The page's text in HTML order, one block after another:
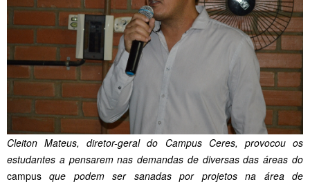
Cleiton Mateus, diretor-geral do Campus Ceres, provocou os
estudantes a pensarem nas demandas de diversas das áreas do
campus que podem ser sanadas por projetos na área de